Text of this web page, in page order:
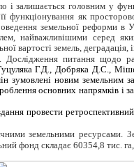
і залишається головним у
функціонування як
земельної реформи в
найважливішими серед
вартості земель,
Дослідження питання щодо
Гуцуляка Г.Д., Добряка Д.С.,
новим земельним
основних напрямків і
провести
земельними ресурсами.
фонд складає 60354,8 тис.